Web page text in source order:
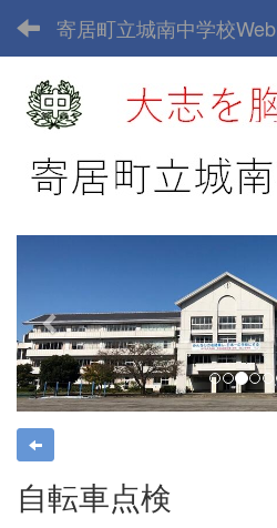
寄居町立城南中学校Web
e
v
i
o
u
s
自転車点検